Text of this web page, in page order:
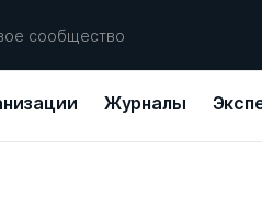
сообщество
Журналы